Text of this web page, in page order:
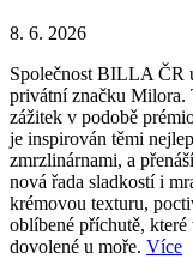
8. 6. 2026
Společnost BILLA ČR
privátní značku Milora.
zážitek v podobě
je inspirován těmi
zmrzlinárnami, a
nová řada sladkostí i
krémovou texturu,
oblíbené příchutě,
dovolené u moře. Více